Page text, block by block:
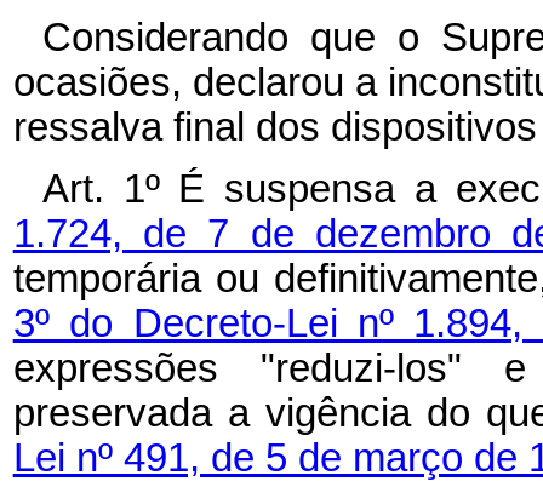
Considerando que o
ocasiões, declarou a
ressalva final dos
Art. 1º É suspensa a
1.724, de 7 de dezembro
temporária ou
3º do Decreto-Lei nº
expressões "reduzi-los"
preservada a vigência do
Lei nº 491, de 5 de março de